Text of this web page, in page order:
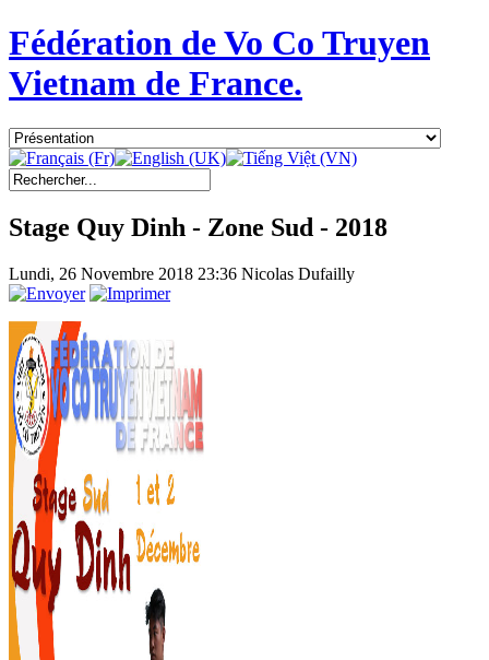
Fédération de Vo Co Truyen
Vietnam de France.
Stage Quy Dinh - Zone Sud - 2018
Lundi, 26 Novembre 2018 23:36 Nicolas Dufailly